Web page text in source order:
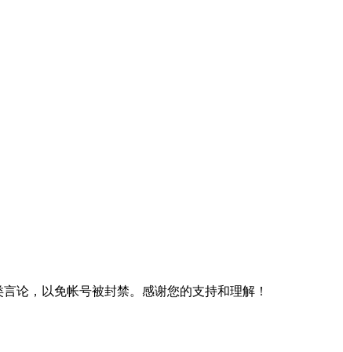
论，以免帐号被封禁。感谢您的支持和理解！